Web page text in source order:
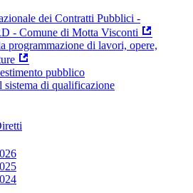
dei Contratti Pubblici -
- Comune di Motta Visconti
programmazione di lavori, opere,
pubblico
sistema di qualificazione